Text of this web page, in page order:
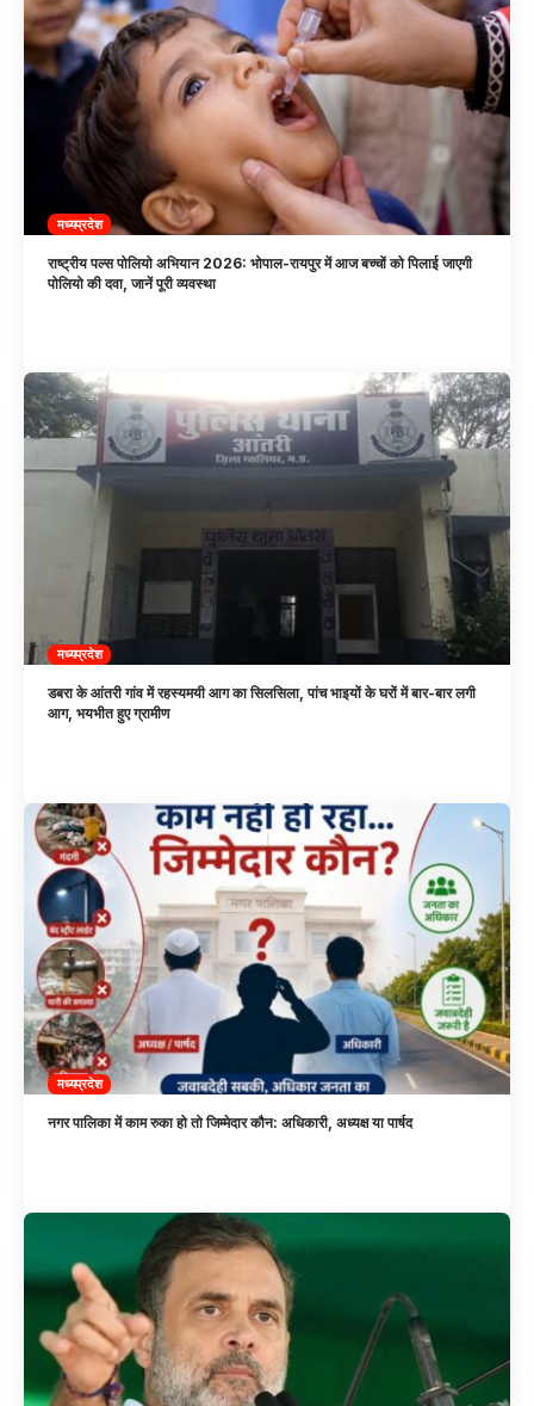
मध्यप्रदेश
राष्ट्रीय पल्स पोलियो अभियान 2026: भोपाल-रायपुर में आज बच्चों को पिलाई जाएगी
पोलियो की दवा, जानें पूरी व्यवस्था
मध्यप्रदेश
डबरा के आंतरी गांव में रहस्यमयी आग का सिलसिला, पांच भाइयों के घरों में बार-बार लगी
आग, भयभीत हुए ग्रामीण
मध्यप्रदेश
नगर पालिका में काम रुका हो तो जिम्मेदार कौन: अधिकारी, अध्यक्ष या पार्षद